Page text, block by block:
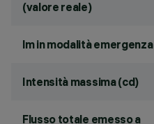
(valore reale)
lm in modalità emergenza
Intensità massima (cd)
Flusso totale emesso a